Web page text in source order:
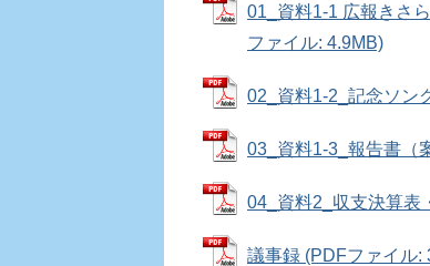
01_資料1-1 広報きさ
ファイル: 4.9MB)
02_資料1-2_記念ソン
03_資料1-3_報告書（
04_資料2_収支決算表
議事録 (PDFファイル: